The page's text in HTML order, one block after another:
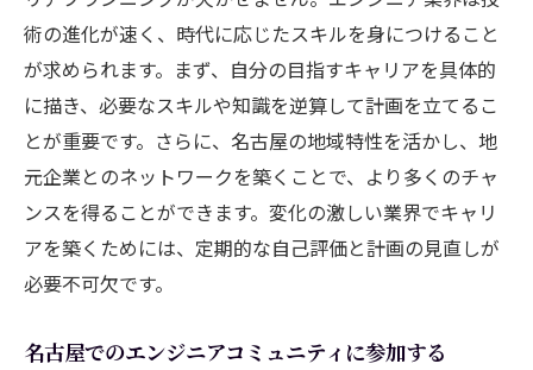
名古屋の転職市場の動向を把握する
名古屋でのキャリアアップに必要なエンジニア
の心構え
柔軟な思考とチャレンジ精神の重要性
自己成長を促すためのフィードバックの活
用
失敗から学ぶ姿勢を持つことの価値
持続的な学習と自己研鑽の継続
術の進化が速く、時代に応じたスキルを身につけること
が求められます。まず、自分の目指すキャリアを具体的
に描き、必要なスキルや知識を逆算して計画を立てるこ
とが重要です。さらに、名古屋の地域特性を活かし、地
元企業とのネットワークを築くことで、より多くのチャ
ンスを得ることができます。変化の激しい業界でキャリ
アを築くためには、定期的な自己評価と計画の見直しが
必要不可欠です。
名古屋でのエンジニアコミュニティに参加する